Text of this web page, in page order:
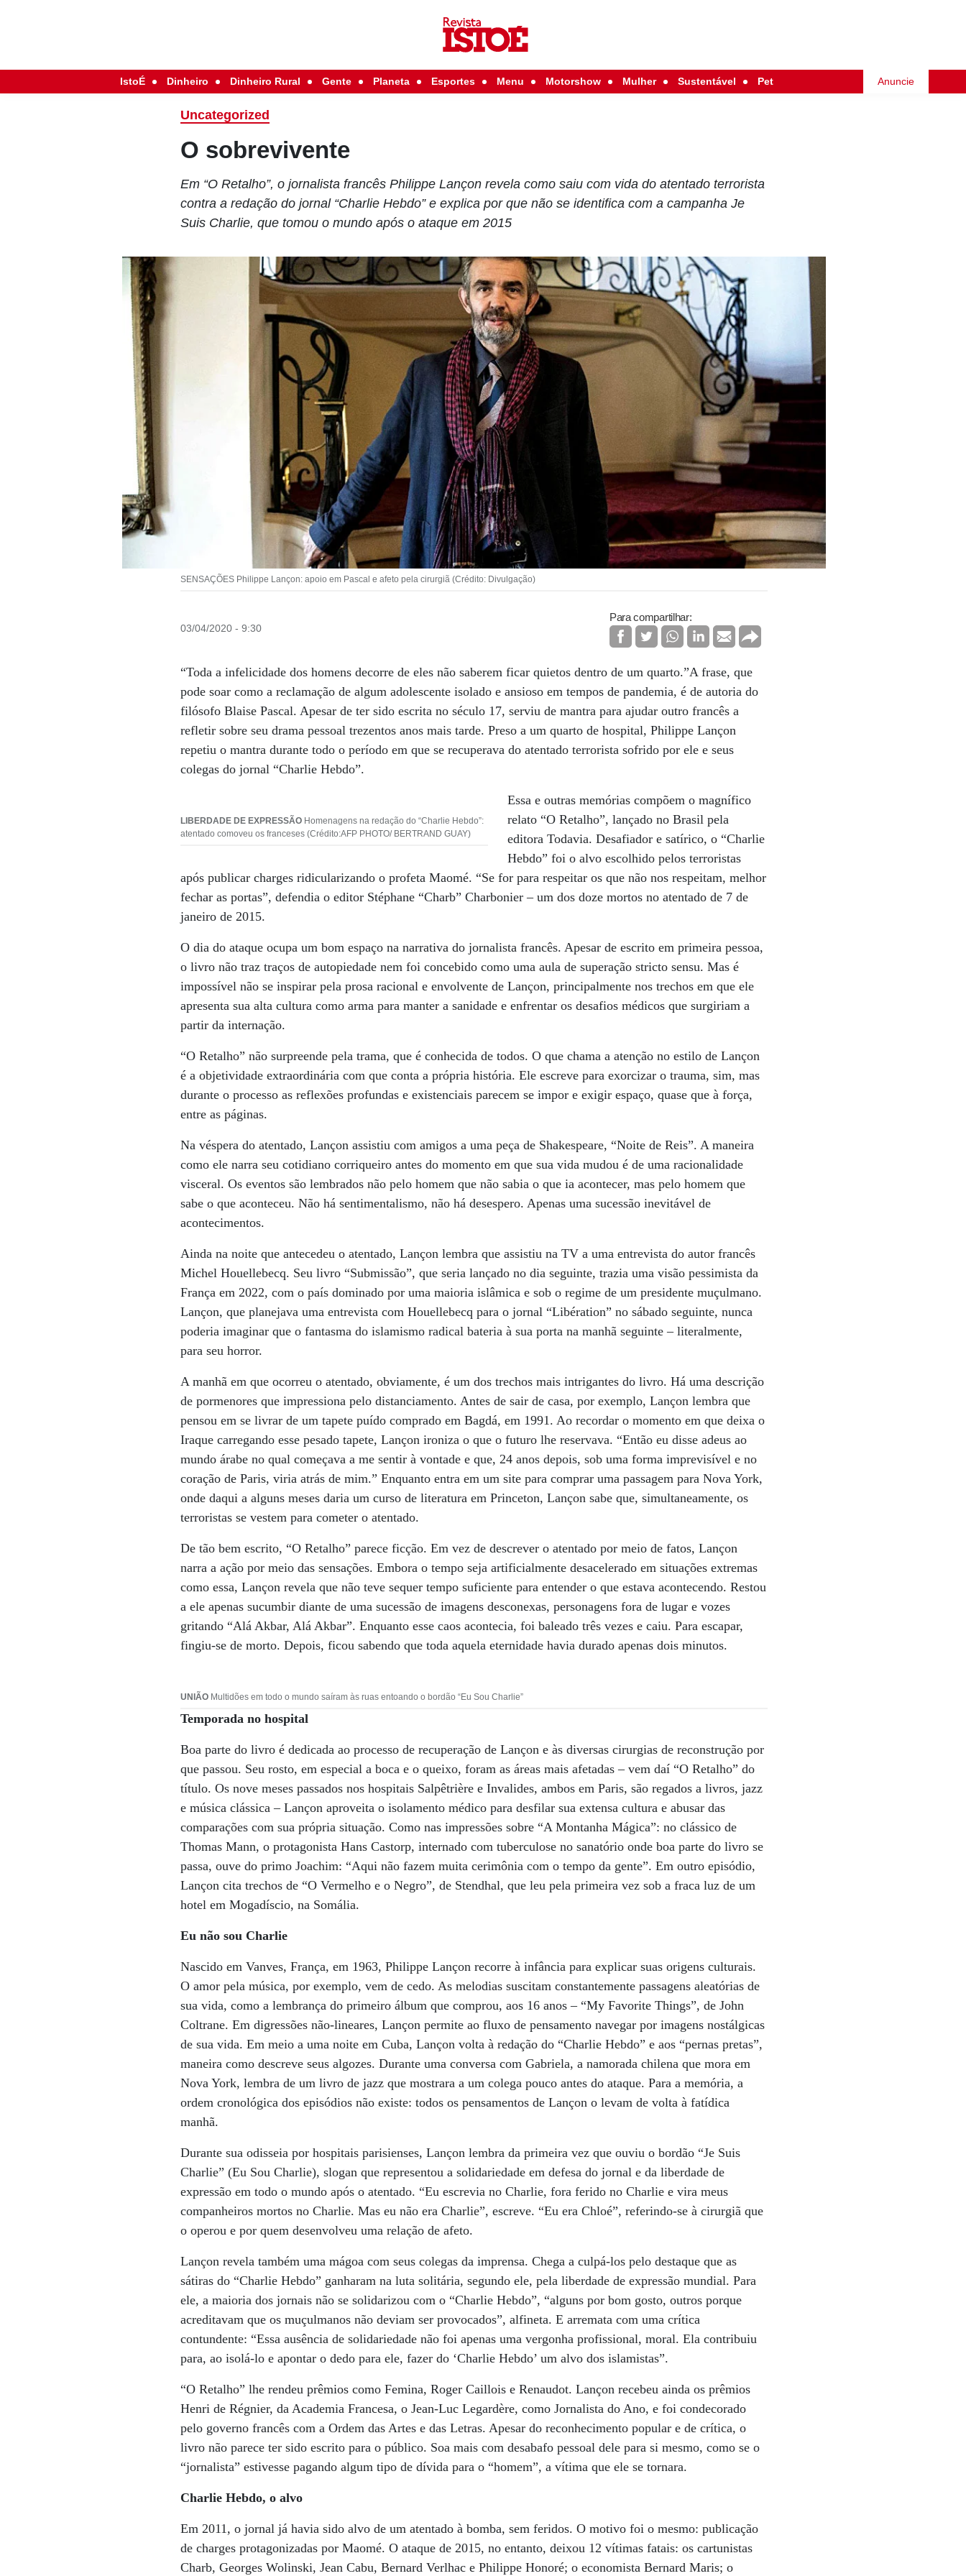
IstoÉ Dinheiro Dinheiro Rural Gente Planeta Esportes Menu Motorshow Mulher Sustentável Pet Anuncie
Uncategorized
O sobrevivente
Em “O Retalho”, o jornalista francês Philippe Lançon revela como saiu com vida do atentado terrorista
contra a redação do jornal “Charlie Hebdo” e explica por que não se identifica com a campanha Je
Suis Charlie, que tomou o mundo após o ataque em 2015
SENSAÇÕES Philippe Lançon: apoio em Pascal e afeto pela cirurgiã (Crédito: Divulgação)
03/04/2020 - 9:30
Para compartilhar:
“Toda a infelicidade dos homens decorre de eles não saberem ficar quietos dentro de um quarto.”A frase, que
pode soar como a reclamação de algum adolescente isolado e ansioso em tempos de pandemia, é de autoria do
filósofo Blaise Pascal. Apesar de ter sido escrita no século 17, serviu de mantra para ajudar outro francês a
refletir sobre seu drama pessoal trezentos anos mais tarde. Preso a um quarto de hospital, Philippe Lançon
repetiu o mantra durante todo o período em que se recuperava do atentado terrorista sofrido por ele e seus
colegas do jornal “Charlie Hebdo”.
LIBERDADE DE EXPRESSÃO Homenagens na redação do “Charlie Hebdo”:
atentado comoveu os franceses (Crédito:AFP PHOTO/ BERTRAND GUAY)
Essa e outras memórias compõem o magnífico
relato “O Retalho”, lançado no Brasil pela
editora Todavia. Desafiador e satírico, o “Charlie
Hebdo” foi o alvo escolhido pelos terroristas
após publicar charges ridicularizando o profeta Maomé. “Se for para respeitar os que não nos respeitam, melhor
fechar as portas”, defendia o editor Stéphane “Charb” Charbonier – um dos doze mortos no atentado de 7 de
janeiro de 2015.
O dia do ataque ocupa um bom espaço na narrativa do jornalista francês. Apesar de escrito em primeira pessoa,
o livro não traz traços de autopiedade nem foi concebido como uma aula de superação stricto sensu. Mas é
impossível não se inspirar pela prosa racional e envolvente de Lançon, principalmente nos trechos em que ele
apresenta sua alta cultura como arma para manter a sanidade e enfrentar os desafios médicos que surgiriam a
partir da internação.
“O Retalho” não surpreende pela trama, que é conhecida de todos. O que chama a atenção no estilo de Lançon
é a objetividade extraordinária com que conta a própria história. Ele escreve para exorcizar o trauma, sim, mas
durante o processo as reflexões profundas e existenciais parecem se impor e exigir espaço, quase que à força,
entre as páginas.
Na véspera do atentado, Lançon assistiu com amigos a uma peça de Shakespeare, “Noite de Reis”. A maneira
como ele narra seu cotidiano corriqueiro antes do momento em que sua vida mudou é de uma racionalidade
visceral. Os eventos são lembrados não pelo homem que não sabia o que ia acontecer, mas pelo homem que
sabe o que aconteceu. Não há sentimentalismo, não há desespero. Apenas uma sucessão inevitável de
acontecimentos.
Ainda na noite que antecedeu o atentado, Lançon lembra que assistiu na TV a uma entrevista do autor francês
Michel Houellebecq. Seu livro “Submissão”, que seria lançado no dia seguinte, trazia uma visão pessimista da
França em 2022, com o país dominado por uma maioria islâmica e sob o regime de um presidente muçulmano.
Lançon, que planejava uma entrevista com Houellebecq para o jornal “Libération” no sábado seguinte, nunca
poderia imaginar que o fantasma do islamismo radical bateria à sua porta na manhã seguinte – literalmente,
para seu horror.
A manhã em que ocorreu o atentado, obviamente, é um dos trechos mais intrigantes do livro. Há uma descrição
de pormenores que impressiona pelo distanciamento. Antes de sair de casa, por exemplo, Lançon lembra que
pensou em se livrar de um tapete puído comprado em Bagdá, em 1991. Ao recordar o momento em que deixa o
Iraque carregando esse pesado tapete, Lançon ironiza o que o futuro lhe reservava. “Então eu disse adeus ao
mundo árabe no qual começava a me sentir à vontade e que, 24 anos depois, sob uma forma imprevisível e no
coração de Paris, viria atrás de mim.” Enquanto entra em um site para comprar uma passagem para Nova York,
onde daqui a alguns meses daria um curso de literatura em Princeton, Lançon sabe que, simultaneamente, os
terroristas se vestem para cometer o atentado.
De tão bem escrito, “O Retalho” parece ficção. Em vez de descrever o atentado por meio de fatos, Lançon
narra a ação por meio das sensações. Embora o tempo seja artificialmente desacelerado em situações extremas
como essa, Lançon revela que não teve sequer tempo suficiente para entender o que estava acontecendo. Restou
a ele apenas sucumbir diante de uma sucessão de imagens desconexas, personagens fora de lugar e vozes
gritando “Alá Akbar, Alá Akbar”. Enquanto esse caos acontecia, foi baleado três vezes e caiu. Para escapar,
fingiu-se de morto. Depois, ficou sabendo que toda aquela eternidade havia durado apenas dois minutos.
UNIÃO Multidões em todo o mundo saíram às ruas entoando o bordão “Eu Sou Charlie”
Temporada no hospital
Boa parte do livro é dedicada ao processo de recuperação de Lançon e às diversas cirurgias de reconstrução por
que passou. Seu rosto, em especial a boca e o queixo, foram as áreas mais afetadas – vem daí “O Retalho” do
título. Os nove meses passados nos hospitais Salpêtrière e Invalides, ambos em Paris, são regados a livros, jazz
e música clássica – Lançon aproveita o isolamento médico para desfilar sua extensa cultura e abusar das
comparações com sua própria situação. Como nas impressões sobre “A Montanha Mágica”: no clássico de
Thomas Mann, o protagonista Hans Castorp, internado com tuberculose no sanatório onde boa parte do livro se
passa, ouve do primo Joachim: “Aqui não fazem muita cerimônia com o tempo da gente”. Em outro episódio,
Lançon cita trechos de “O Vermelho e o Negro”, de Stendhal, que leu pela primeira vez sob a fraca luz de um
hotel em Mogadíscio, na Somália.
Eu não sou Charlie
Nascido em Vanves, França, em 1963, Philippe Lançon recorre à infância para explicar suas origens culturais.
O amor pela música, por exemplo, vem de cedo. As melodias suscitam constantemente passagens aleatórias de
sua vida, como a lembrança do primeiro álbum que comprou, aos 16 anos – “My Favorite Things”, de John
Coltrane. Em digressões não-lineares, Lançon permite ao fluxo de pensamento navegar por imagens nostálgicas
de sua vida. Em meio a uma noite em Cuba, Lançon volta à redação do “Charlie Hebdo” e aos “pernas pretas”,
maneira como descreve seus algozes. Durante uma conversa com Gabriela, a namorada chilena que mora em
Nova York, lembra de um livro de jazz que mostrara a um colega pouco antes do ataque. Para a memória, a
ordem cronológica dos episódios não existe: todos os pensamentos de Lançon o levam de volta à fatídica
manhã.
Durante sua odisseia por hospitais parisienses, Lançon lembra da primeira vez que ouviu o bordão “Je Suis
Charlie” (Eu Sou Charlie), slogan que representou a solidariedade em defesa do jornal e da liberdade de
expressão em todo o mundo após o atentado. “Eu escrevia no Charlie, fora ferido no Charlie e vira meus
companheiros mortos no Charlie. Mas eu não era Charlie”, escreve. “Eu era Chloé”, referindo-se à cirurgiã que
o operou e por quem desenvolveu uma relação de afeto.
Lançon revela também uma mágoa com seus colegas da imprensa. Chega a culpá-los pelo destaque que as
sátiras do “Charlie Hebdo” ganharam na luta solitária, segundo ele, pela liberdade de expressão mundial. Para
ele, a maioria dos jornais não se solidarizou com o “Charlie Hebdo”, “alguns por bom gosto, outros porque
acreditavam que os muçulmanos não deviam ser provocados”, alfineta. E arremata com uma crítica
contundente: “Essa ausência de solidariedade não foi apenas uma vergonha profissional, moral. Ela contribuiu
para, ao isolá-lo e apontar o dedo para ele, fazer do ‘Charlie Hebdo’ um alvo dos islamistas”.
“O Retalho” lhe rendeu prêmios como Femina, Roger Caillois e Renaudot. Lançon recebeu ainda os prêmios
Henri de Régnier, da Academia Francesa, o Jean-Luc Legardère, como Jornalista do Ano, e foi condecorado
pelo governo francês com a Ordem das Artes e das Letras. Apesar do reconhecimento popular e de crítica, o
livro não parece ter sido escrito para o público. Soa mais com desabafo pessoal dele para si mesmo, como se o
“jornalista” estivesse pagando algum tipo de dívida para o “homem”, a vítima que ele se tornara.
Charlie Hebdo, o alvo
Em 2011, o jornal já havia sido alvo de um atentado à bomba, sem feridos. O motivo foi o mesmo: publicação
de charges protagonizadas por Maomé. O ataque de 2015, no entanto, deixou 12 vítimas fatais: os cartunistas
Charb, Georges Wolinski, Jean Cabu, Bernard Verlhac e Philippe Honoré; o economista Bernard Maris; o